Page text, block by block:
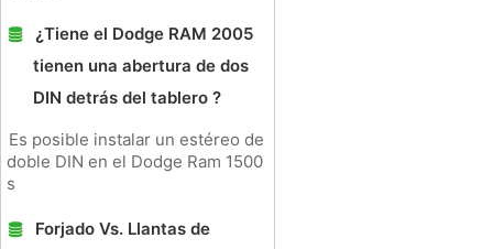
¿Tiene el Dodge RAM 2005
tienen una abertura de dos
DIN detrás del tablero ?
Es posible instalar un estéreo de
doble DIN en el Dodge Ram 1500
s
Forjado Vs. Llantas de